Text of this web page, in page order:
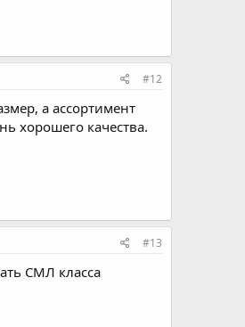
#12
а ассортимент
хорошего качества.
#13
СМЛ класса